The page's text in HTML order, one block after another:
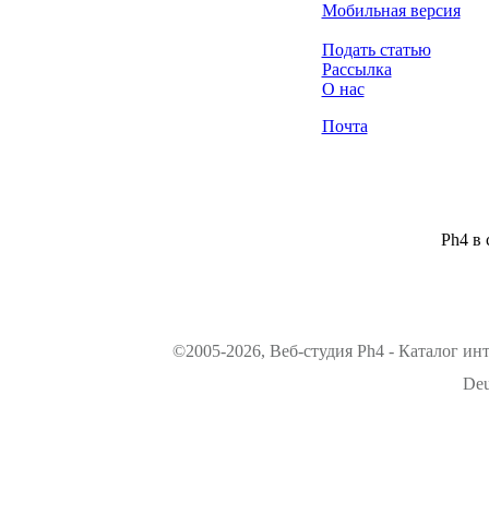
Мобильная версия
Подать статью
Рассылка
О нас
Почта
Ph4 в
©2005-2026, Веб-студия Ph4 - Каталог